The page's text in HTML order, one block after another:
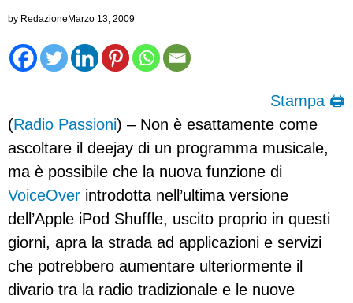
by RedazioneMarzo 13, 2009
Stampa 🖨
(Radio Passioni) – Non è esattamente come
ascoltare il deejay di un programma musicale,
ma è possibile che la nuova funzione di
VoiceOver introdotta nell’ultima versione
dell’Apple iPod Shuffle, uscito proprio in questi
giorni, apra la strada ad applicazioni e servizi
che potrebbero aumentare ulteriormente il
divario tra la radio tradizionale e le nuove